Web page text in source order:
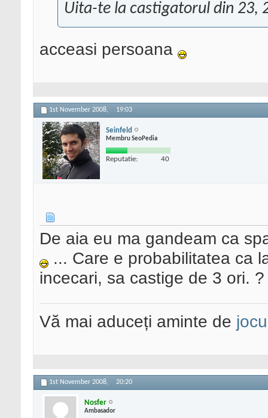
Uita-te la castigatorul din 23,
acceasi persoana
1st November 2008, 19:03
Seinfeld
Membru SeoPedia
Reputatie: 40
De aia eu ma gandeam ca
... Care e probabilitatea ca
incecari, sa castige de 3 ori. ?
Vă mai aduceți aminte de
1st November 2008, 20:20
Nosfer
Ambasador